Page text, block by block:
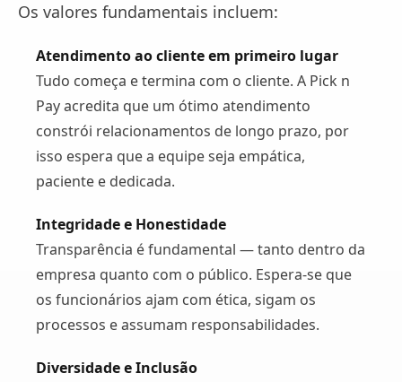
Os valores fundamentais incluem:
Atendimento ao cliente em primeiro lugar
Tudo começa e termina com o cliente. A Pick n
Pay acredita que um ótimo atendimento
constrói relacionamentos de longo prazo, por
isso espera que a equipe seja empática,
paciente e dedicada.
Integridade e Honestidade
Transparência é fundamental — tanto dentro da
empresa quanto com o público. Espera-se que
os funcionários ajam com ética, sigam os
processos e assumam responsabilidades.
Diversidade e Inclusão